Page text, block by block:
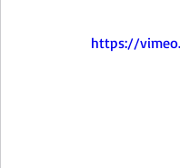
https://